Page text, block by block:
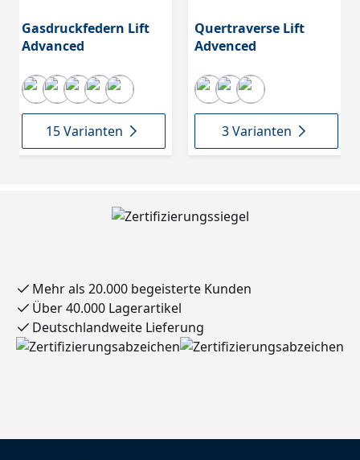
Gasdruckfedern Lift
Advanced
15 Varianten
Quertraverse Lift
Advenced
3 Varianten
Mehr als 20.000 begeisterte Kunden
Über 40.000 Lagerartikel
Deutschlandweite Lieferung